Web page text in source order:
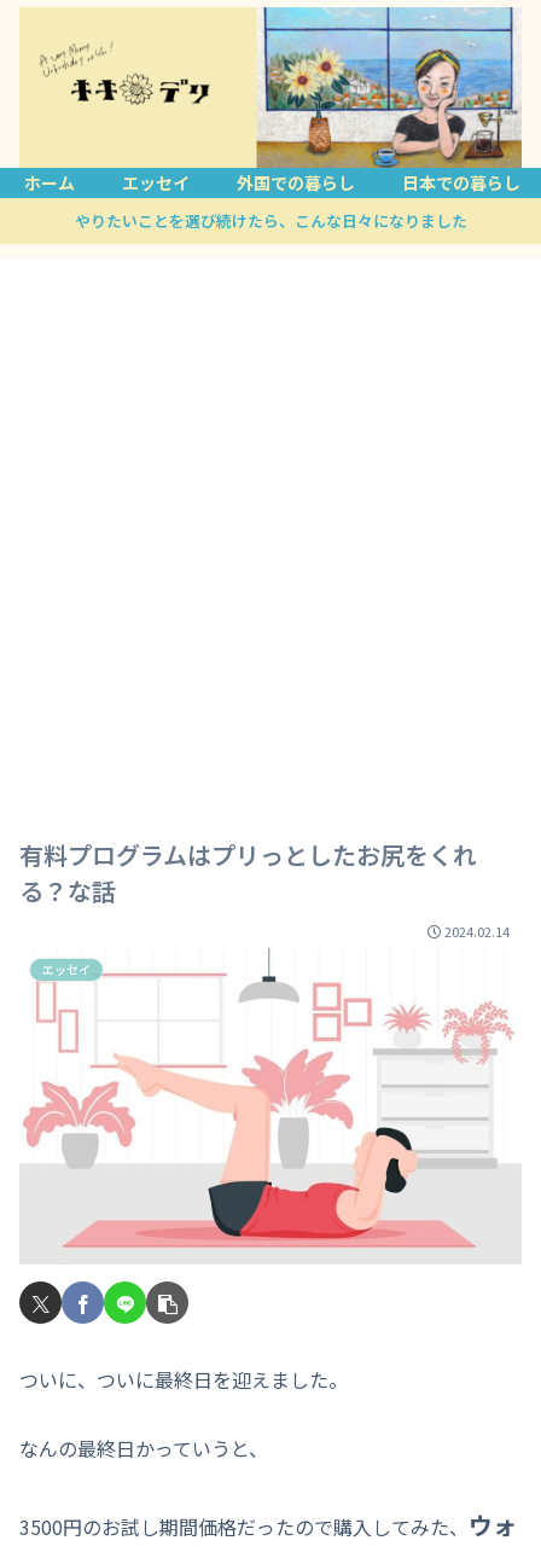
ホーム エッセイ 外国での暮らし 日本での暮らし
やりたいことを選び続けたら、こんな日々になりました
有料プログラムはプリっとしたお尻をくれ
る？な話
2024.02.14
エッセイ
ついに、ついに最終日を迎えました。
なんの最終日かっていうと、
3500円のお試し期間価格だったので購入してみた、 ウォ